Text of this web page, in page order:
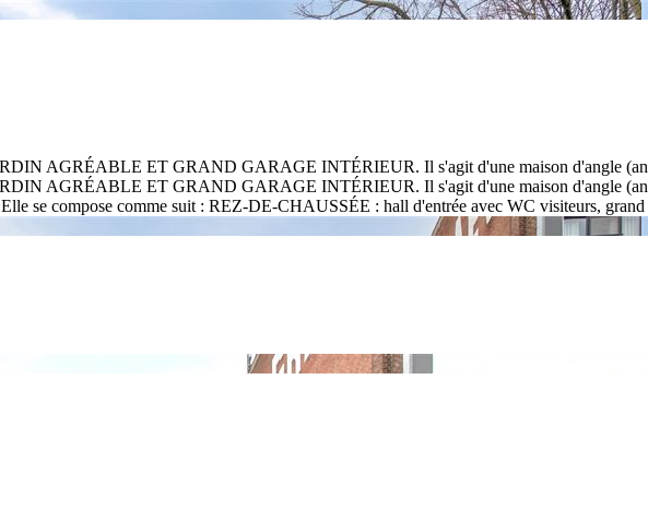
AGRÉABLE ET GRAND GARAGE INTÉRIEUR. Il s'agit d'une maison d'angle
AGRÉABLE ET GRAND GARAGE INTÉRIEUR. Il s'agit d'une maison d'angle
Elle se compose comme suit : REZ-DE-CHAUSSÉE : hall d'entrée avec WC visiteurs, grand